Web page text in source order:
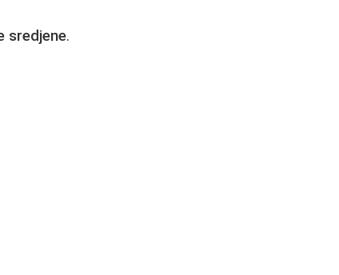
sredjene.